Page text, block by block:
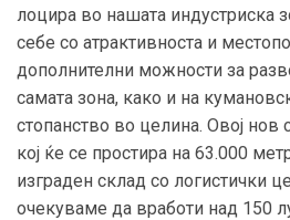
лоцира во нашата индустриска
себе со атрактивноста и
дополнителни можности за
самата зона, како и на
стопанство во целина. Овој нов
кој ќе се простира на 63.000
изграден склад со логистички
очекуваме да вработи над 150